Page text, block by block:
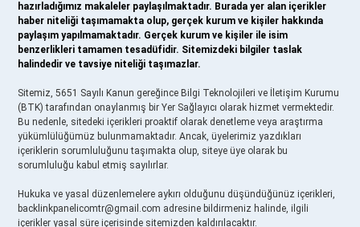
hazırladığımız makaleler paylaşılmaktadır. Burada yer alan içerikler
haber niteliği taşımamakta olup, gerçek kurum ve kişiler hakkında
paylaşım yapılmamaktadır. Gerçek kurum ve kişiler ile isim
benzerlikleri tamamen tesadüfidir. Sitemizdeki bilgiler taslak
halindedir ve tavsiye niteliği taşımazlar.
Sitemiz, 5651 Sayılı Kanun gereğince Bilgi Teknolojileri ve İletişim Kurumu
(BTK) tarafından onaylanmış bir Yer Sağlayıcı olarak hizmet vermektedir.
Bu nedenle, sitedeki içerikleri proaktif olarak denetleme veya araştırma
yükümlülüğümüz bulunmamaktadır. Ancak, üyelerimiz yazdıkları
içeriklerin sorumluluğunu taşımakta olup, siteye üye olarak bu
sorumluluğu kabul etmiş sayılırlar.
Hukuka ve yasal düzenlemelere aykırı olduğunu düşündüğünüz içerikleri,
backlinkpanelicomtr@gmail.com adresine bildirmeniz halinde, ilgili
içerikler yasal süre içerisinde sitemizden kaldırılacaktır.